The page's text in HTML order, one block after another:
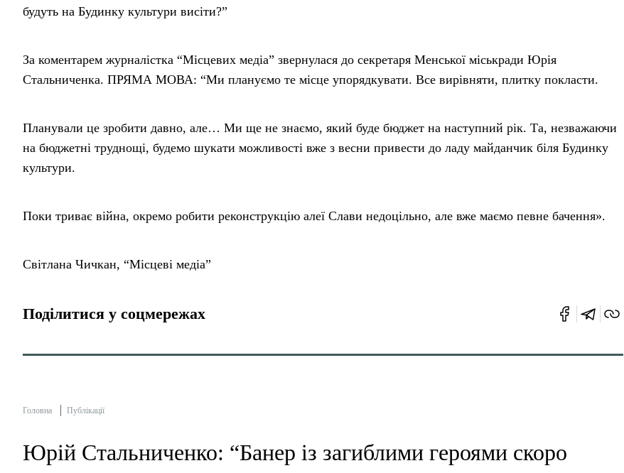
будуть на Будинку культури висіти?”
За коментарем журналістка “Місцевих медіа” звернулася до секретаря Менської міськради Юрія
Стальниченка. ПРЯМА МОВА: “Ми плануємо те місце упорядкувати. Все вирівняти, плитку покласти.
Планували це зробити давно, але… Ми ще не знаємо, який буде бюджет на наступний рік. Та, незважаючи
на бюджетні труднощі, будемо шукати можливості вже з весни привести до ладу майданчик біля Будинку
культури.
Поки триває війна, окремо робити реконструкцію алеї Слави недоцільно, але вже маємо певне бачення».
Світлана Чичкан, “Місцеві медіа”
Поділитися у соцмережах
Головна Публікації
Юрій Стальниченко: “Банер із загиблими героями скоро